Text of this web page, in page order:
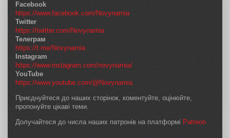
Facebook
https://www.facebook.com/Novynarnia
Twitter
https://twitter.com/Novynarnia
Телеграм
https://t.me/Novynarnia
Instagram
https://www.instagram.com/novynarnia/
YouTube
https://www.youtube.com/@Novynarnia
Приєднуйтеся до наших сторінок, коментуйте, оцінюйте,
пропонуйте цікаві теми.
Долучайтеся до числа наших патронів на платформі Patreon